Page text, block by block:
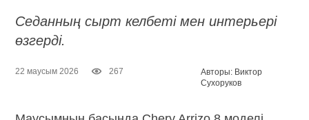
Седанның сырт келбеті мен интерьері
өзгерді.
22 маусым 2026 267
Авторы: Виктор
Сухоруков